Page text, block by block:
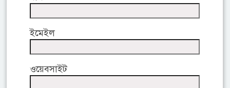
ইমেইল
ওয়েবসাইট